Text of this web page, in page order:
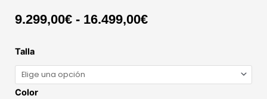
9.299,00€ - 16.499,00€Rango
Talla
Color
SHUTTLE
cantidad